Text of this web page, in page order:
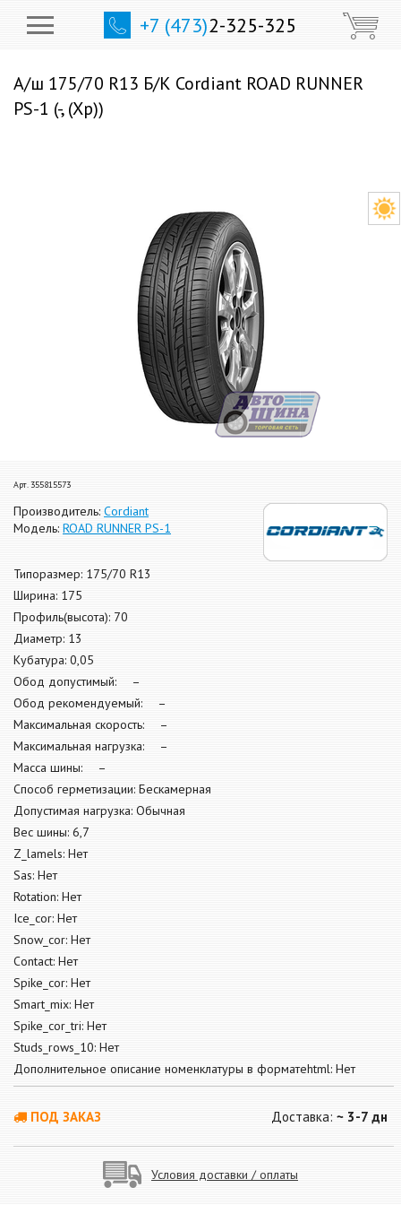
+7 (473)2-325-325
А/ш 175/70 R13 Б/К Cordiant ROAD RUNNER
PS-1 (-, (Хр))
Арт. 355815573
Производитель: Cordiant
Модель: ROAD RUNNER PS-1
Типоразмер: 175/70 R13
Ширина: 175
Профиль(высота): 70
Диаметр: 13
Кубатура: 0,05
Обод допустимый: –
Обод рекомендуемый: –
Максимальная скорость: –
Максимальная нагрузка: –
Масса шины: –
Способ герметизации: Бескамерная
Допустимая нагрузка: Обычная
Вес шины: 6,7
Z_lamels: Нет
Sas: Нет
Rotation: Нет
Ice_cor: Нет
Snow_cor: Нет
Contact: Нет
Spike_cor: Нет
Smart_mix: Нет
Spike_cor_tri: Нет
Studs_rows_10: Нет
Дополнительное описание номенклатуры в форматеhtml: Нет
ПОД ЗАКАЗ Доставка: ~ 3-7 дн
Условия доставки / оплаты